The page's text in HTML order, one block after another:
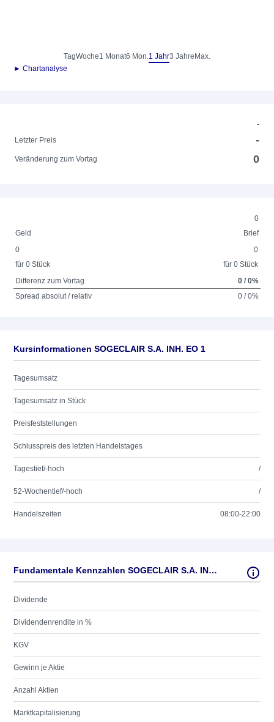
TagWoche1 Monat6 Mon.1 Jahr3 Jahre Max.
► Chartanalyse
-
Letzter Preis
-
Veränderung zum Vortag 0
0
Geld
Brief
0
für 0 Stück
0
für 0 Stück
Differenz zum Vortag
0 / 0%
Spread absolut / relativ
0 / 0%
Kursinformationen SOGECLAIR S.A. INH. EO 1
Tagesumsatz
Tagesumsatz in Stück
Preisfeststellungen
Schlusspreis des letzten Handelstages
Tagestief/-hoch /
52-Wochentief/-hoch /
Handelszeiten 08:00-22:00
Fundamentale Kennzahlen SOGECLAIR S.A. INH. EO 1
Dividende
Dividendenrendite in %
KGV
Gewinn je Aktie
Anzahl Aktien
Marktkapitalisierung